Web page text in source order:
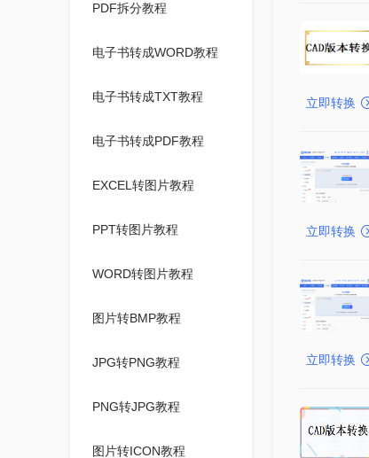
PDF拆分教程
电子书转成WORD教程
电子书转成TXT教程
电子书转成PDF教程
EXCEL转图片教程
PPT转图片教程
WORD转图片教程
图片转BMP教程
JPG转PNG教程
PNG转JPG教程
图片转ICON教程
立即转换
立即转换
立即转换